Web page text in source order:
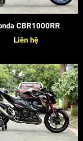
CBR1000RR
Liên hệ